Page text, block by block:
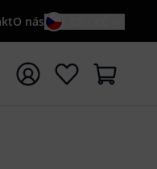
O nás
{searchTerm}